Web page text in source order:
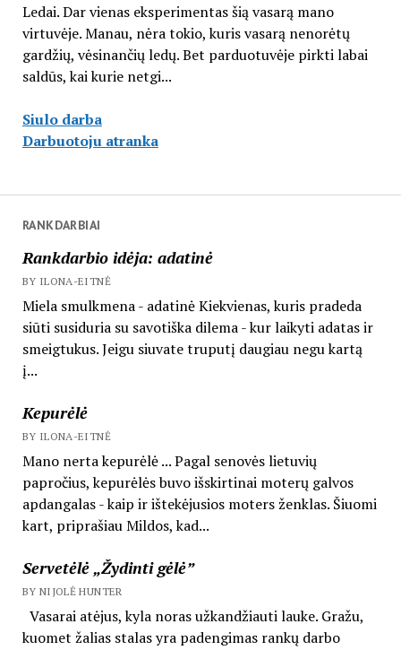
Ledai. Dar vienas eksperimentas šią vasarą mano
virtuvėje. Manau, nėra tokio, kuris vasarą nenorėtų
gardžių, vėsinančių ledų. Bet parduotuvėje pirkti labai
saldūs, kai kurie netgi...
Siulo darba
Darbuotoju atranka
RANKDARBIAI
Rankdarbio idėja: adatinė
BY ILONA-EITNĖ
Miela smulkmena - adatinė Kiekvienas, kuris pradeda
siūti susiduria su savotiška dilema - kur laikyti adatas ir
smeigtukus. Jeigu siuvate truputį daugiau negu kartą
į...
Kepurėlė
BY ILONA-EITNĖ
Mano nerta kepurėlė ... Pagal senovės lietuvių
papročius, kepurėlės buvo išskirtinai moterų galvos
apdangalas - kaip ir ištekėjusios moters ženklas. Šiuomi
kart, priprašiau Mildos, kad...
Servetėlė „Žydinti gėlė”
BY NIJOLĖ HUNTER
Vasarai atėjus, kyla noras užkandžiauti lauke. Gražu,
kuomet žalias stalas yra padengimas rankų darbo